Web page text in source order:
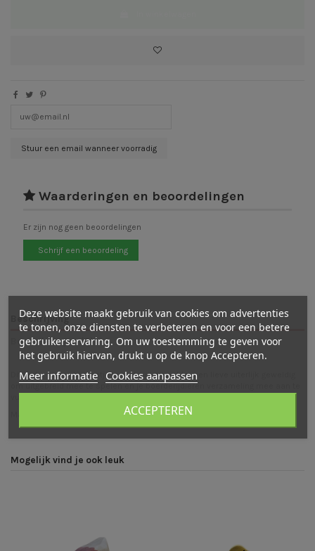
Waarderingen en beoordelingen
Er zijn nog geen beoordelingen
Schrijf een beoordeling
Beschrijving
Beoordelingen (0)
Dit leuke kleine kuikentje is met zijn grijze kleur en lieve uiterlijk geweldig
om uitgebreid mee te spelen en je boerderijdieren verzameling mee aan te
Maat: 4,5 cm hoog, 4 cm breed, 2 cm dik
Mogelijk vind je ook leuk
Deze website maakt gebruik van cookies om advertenties
te tonen, onze diensten te verbeteren en voor een betere
gebruikerservaring. Om uw toestemming te geven voor
het gebruik hiervan, drukt u op de knop Accepteren.
Meer informatie Cookies aanpassen
ACCEPTEREN